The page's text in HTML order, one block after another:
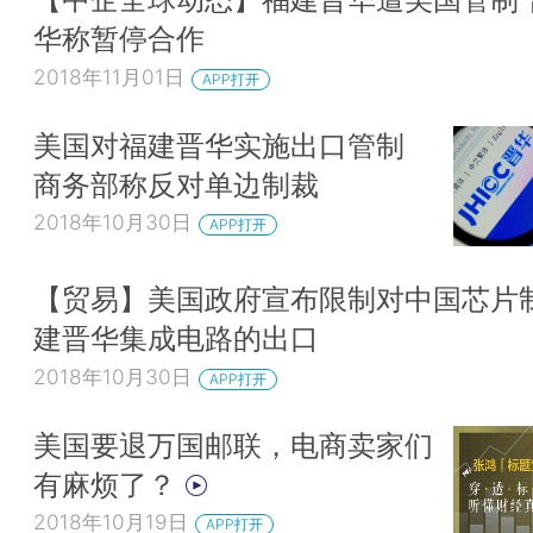
华称暂停合作
2018年11月01日 APP打开
美国对福建晋华实施出口管制
商务部称反对单边制裁
2018年10月30日 APP打开
【贸易】美国政府宣布限制对中国芯片
建晋华集成电路的出口
2018年10月30日 APP打开
美国要退万国邮联，电商卖家们
有麻烦了？
2018年10月19日 APP打开